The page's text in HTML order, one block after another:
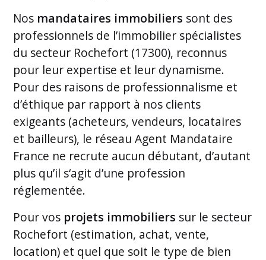
Nos mandataires immobiliers sont des
professionnels de l’immobilier spécialistes
du secteur Rochefort (17300), reconnus
pour leur expertise et leur dynamisme.
Pour des raisons de professionnalisme et
d’éthique par rapport à nos clients
exigeants (acheteurs, vendeurs, locataires
et bailleurs), le réseau Agent Mandataire
France ne recrute aucun débutant, d’autant
plus qu’il s‘agit d’une profession
réglementée.
Pour vos projets immobiliers sur le secteur
Rochefort (estimation, achat, vente,
location) et quel que soit le type de bien